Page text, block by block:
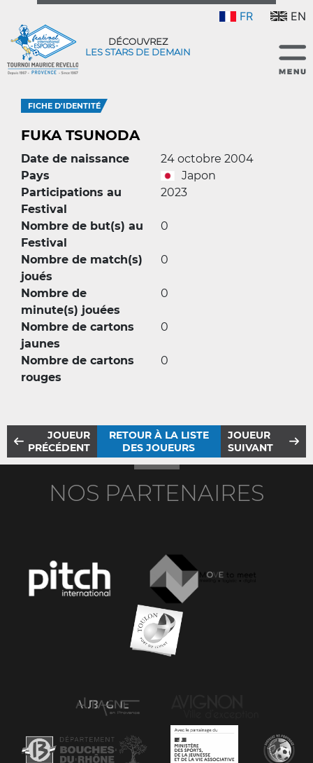
FR EN
DÉCOUVREZ
LES STARS DE DEMAIN
FICHE D'IDENTITÉ
FUKA TSUNODA
Date de naissance
24 octobre 2004
Pays
Japon
Participations au
Festival
2023
Nombre de but(s) au
Festival
0
Nombre de match(s)
joués
0
Nombre de
minute(s) jouées
0
Nombre de cartons
jaunes
0
Nombre de cartons
rouges
0
JOUEUR
PRÉCÉDENT
RETOUR À LA LISTE
DES JOUEURS
JOUEUR
SUIVANT
NOS PARTENAIRES